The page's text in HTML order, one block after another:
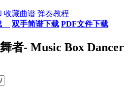
收藏曲谱 弹奏教程
双手简谱下载 PDF文件下载
者- Music Box Dancer